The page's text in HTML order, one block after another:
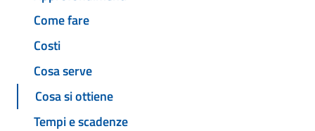
Come fare
Costi
Cosa serve
Cosa si ottiene
Tempi e scadenze